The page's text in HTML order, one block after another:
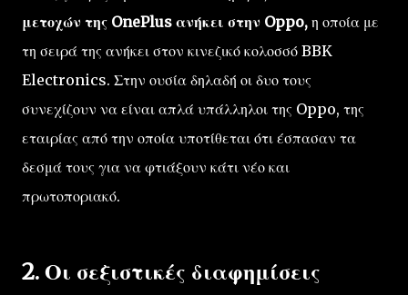
μετοχών της OnePlus ανήκει στην Oppo, η οποία με
τη σειρά της ανήκει στον κινεζικό κολοσσό BBK
Electronics. Στην ουσία δηλαδή οι δυο τους
συνεχίζουν να είναι απλά υπάλληλοι της Oppo, της
εταιρίας από την οποία υποτίθεται ότι έσπασαν τα
δεσμά τους για να φτιάξουν κάτι νέο και
πρωτοποριακό.
2. Οι σεξιστικές διαφημίσεις